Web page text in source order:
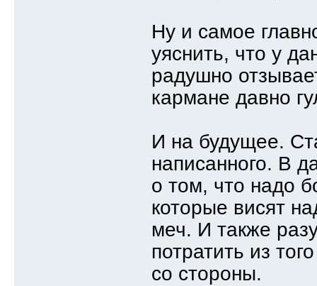
Ну и самое
уяснить, что у
радушно
кармане давно
И на будущее.
написанного. В
о том, что надо
которые висят
меч. И также
потратить из
со стороны.